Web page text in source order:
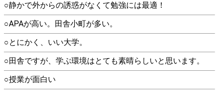
○静かで外からの誘惑がなくて勉強には最適！
○APAが高い。田舎小町が多い。
○とにかく、いい大学。
○田舎ですが、学ぶ環境はとても素晴らしいと思います。
○授業が面白い